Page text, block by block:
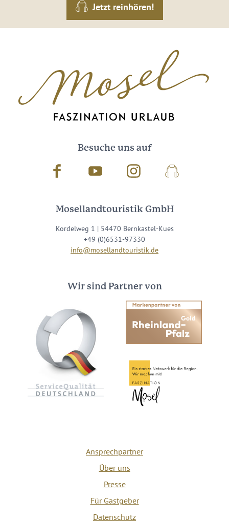
Jetzt reinhören!
Besuche uns auf
Facebook Youtube InstagramPodcast
Mosellandtouristik GmbH
Kordelweg 1 | 54470 Bernkastel-Kues
+49 (0)6531-97330
info@mosellandtouristik.de
Wir sind Partner von
Ansprechpartner
Über uns
Presse
Für Gastgeber
Datenschutz